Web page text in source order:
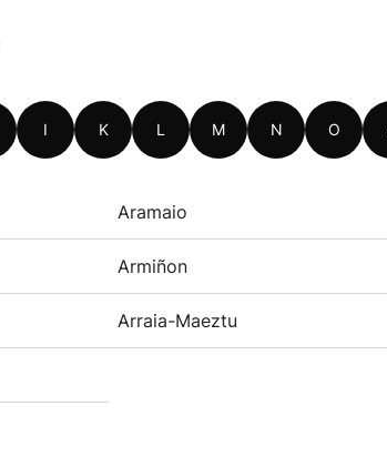
I K L M N O
Aramaio
Armiñon
Arraia-Maeztu